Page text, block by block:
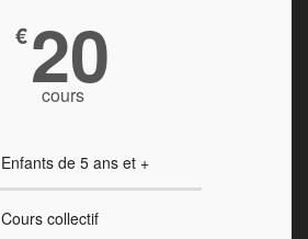
€20
cours
Enfants de 5 ans et +
Cours collectif